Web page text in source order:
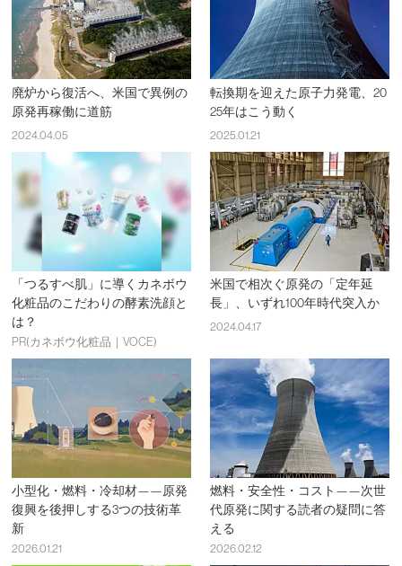
廃炉から復活へ、米国で異例の
原発再稼働に道筋
2024.04.05
転換期を迎えた原子力発電、20
25年はこう動く
2025.01.21
「つるすべ肌」に導くカネボウ
化粧品のこだわりの酵素洗顔と
は？
PR(カネボウ化粧品｜VOCE)
米国で相次ぐ原発の「定年延
長」、いずれ100年時代突入か
2024.04.17
小型化・燃料・冷却材——原発
復興を後押しする3つの技術革
新
2026.01.21
燃料・安全性・コスト——次世
代原発に関する読者の疑問に答
える
2026.02.12